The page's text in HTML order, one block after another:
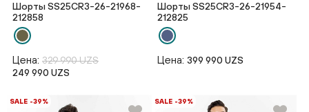
Шорты SS25CR3-26-21968-
212858
Цена: 329 990 UZS
249 990 UZS
Шорты SS25CR3-26-21954-
212825
Цена: 399 990 UZS
SALE -39% SALE -39%